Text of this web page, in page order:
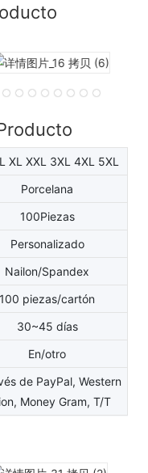
XL XXL 3XL 4XL 5XL
Porcelana
100Piezas
Personalizado
Nailon/Spandex
100 piezas/cartón
30~45 días
En/otro
de PayPal, Western
Money Gram, T/T